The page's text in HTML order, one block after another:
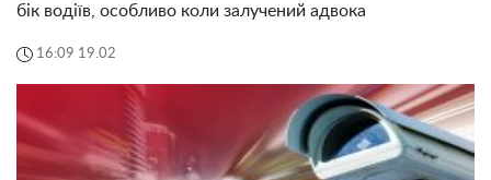
бік водіїв, особливо коли залучений адвока
16:09 19.02